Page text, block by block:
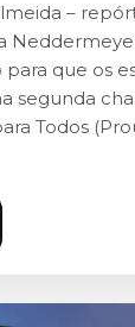
–
que os
segunda
Todos